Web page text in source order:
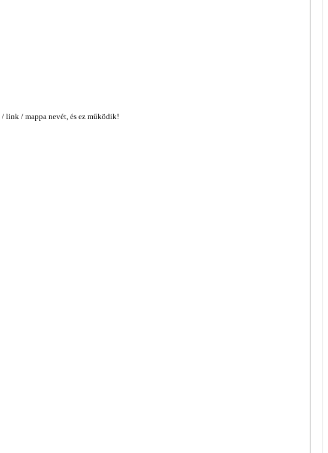
link / mappa nevét, és ez működik!